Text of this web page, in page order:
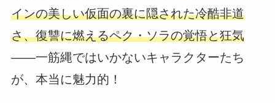
インの美しい仮面の裏に隠された冷酷非道
さ、復讐に燃えるペク・ソラの覚悟と狂気
――一筋縄ではいかないキャラクターたち
が、本当に魅力的！